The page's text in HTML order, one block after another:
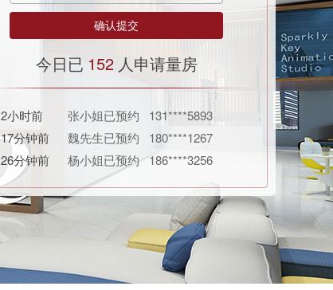
今日已 152 人申请量房
17分钟前
魏先生已预约 180****1267
26分钟前
杨小姐已预约 186****3256
31分钟前
曹先生已预约 158****2365
4小时前
刘先生已预约 157****2256
51分钟前
王女士已预约 181****3696
35分钟前
徐小姐已预约 138****0369
曾先生已预约 134****8889
19分钟前
刘小姐已预约 182****7899